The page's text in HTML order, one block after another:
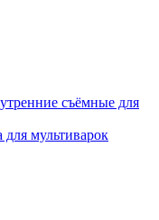
съёмные для
для мультиварок